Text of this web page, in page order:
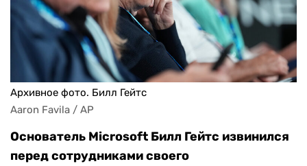
Архивное фото. Билл Гейтс
Aaron Favila / AP
Основатель Microsoft Билл Гейтс извинился
перед сотрудниками своего